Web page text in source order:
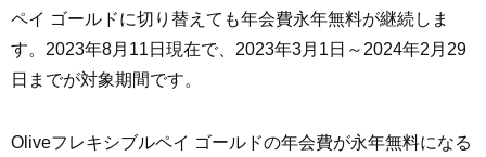
ペイ ゴールドに切り替えても年会費永年無料が継続しま
す。2023年8月11日現在で、2023年3月1日～2024年2月29
日までが対象期間です。
Oliveフレキシブルペイ ゴールドの年会費が永年無料になる